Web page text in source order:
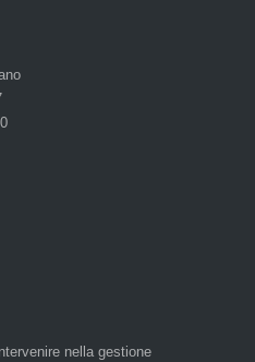
nella gestione